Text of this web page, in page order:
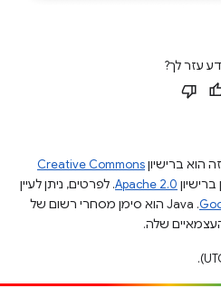
עזר לך?
הוא ברישיוןCreative Commons
Apache 2.0. לפרטים, ניתן לעיין
.‏ Java הוא סימן מסחרי רשום של